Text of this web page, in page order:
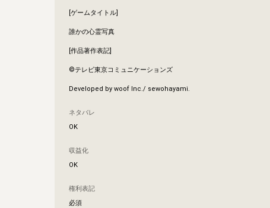
[ゲームタイトル]
誰かの心霊写真
[作品著作表記]
©テレビ東京コミュニケーションズ
Developed by woof Inc./ sewohayami.
ネタバレ
OK
収益化
OK
権利表記
必須